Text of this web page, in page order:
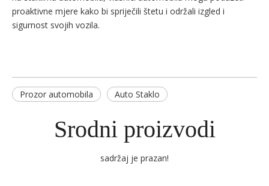
proaktivne mjere kako bi spriječili štetu i održali izgled i
sigurnost svojih vozila.
Prozor automobila Auto Staklo
Srodni proizvodi
sadržaj je prazan!